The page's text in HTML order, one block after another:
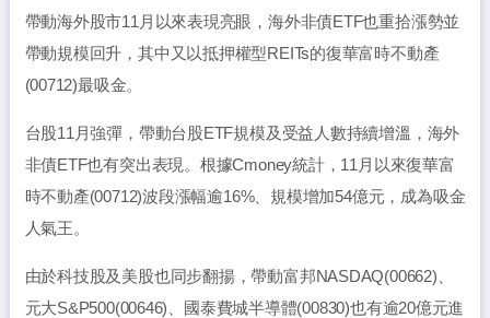
帶動海外股市11月以來表現亮眼，海外非債ETF也重拾漲勢並
帶動規模回升，其中又以抵押權型REITs的復華富時不動產
(00712)最吸金。
台股11月強彈，帶動台股ETF規模及受益人數持續增溫，海外
非債ETF也有突出表現。根據Cmoney統計，11月以來復華富
時不動產(00712)波段漲幅逾16%、規模增加54億元，成為吸金
人氣王。
由於科技股及美股也同步翻揚，帶動富邦NASDAQ(00662)、
元大S&P500(00646)、國泰費城半導體(00830)也有逾20億元進